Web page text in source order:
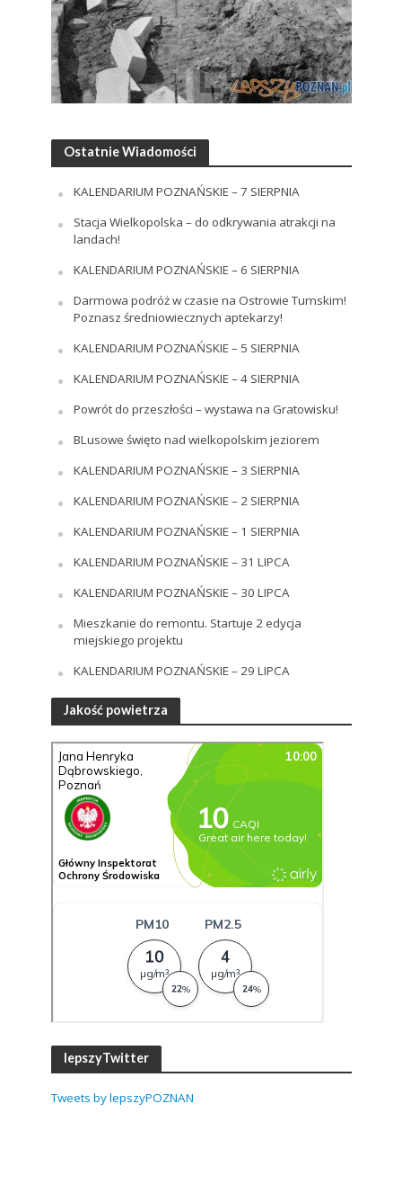
Ostatnie Wiadomości
KALENDARIUM POZNAŃSKIE – 7 SIERPNIA
Stacja Wielkopolska – do odkrywania atrakcji na
landach!
KALENDARIUM POZNAŃSKIE – 6 SIERPNIA
Darmowa podróż w czasie na Ostrowie Tumskim!
Poznasz średniowiecznych aptekarzy!
KALENDARIUM POZNAŃSKIE – 5 SIERPNIA
KALENDARIUM POZNAŃSKIE – 4 SIERPNIA
Powrót do przeszłości – wystawa na Gratowisku!
BLusowe święto nad wielkopolskim jeziorem
KALENDARIUM POZNAŃSKIE – 3 SIERPNIA
KALENDARIUM POZNAŃSKIE – 2 SIERPNIA
KALENDARIUM POZNAŃSKIE – 1 SIERPNIA
KALENDARIUM POZNAŃSKIE – 31 LIPCA
KALENDARIUM POZNAŃSKIE – 30 LIPCA
Mieszkanie do remontu. Startuje 2 edycja
miejskiego projektu
KALENDARIUM POZNAŃSKIE – 29 LIPCA
Jakość powietrza
lepszyTwitter
Tweets by lepszyPOZNAN